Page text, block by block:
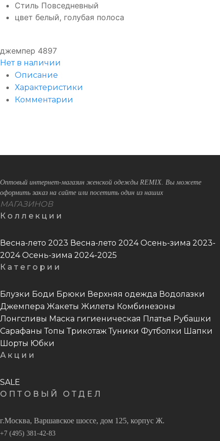
Стиль Повседневный
цвет белый, голубая полоса
джемпер 4897
Нет в наличии
Описание
Характеристики
Комментарии
Оптовый интернет-магазин женской одежды REMIX. Вы можете
оформить заказ на сайте или посетить один из наших
МАГАЗИНОВ
Коллекции
Весна-лето 2023 Весна-лето 2024Осень-зима 2023-
2024Осень-зима 2024-2025
Категории
Блузки Боди Брюки Верхняя одежда Водолазки
Джемпера Жакеты Жилеты Комбинезоны
Лонгсливы Маска гигиеническая Платья Рубашки
Сарафаны Топы Трикотаж Туники Футболки Шапки
Шорты Юбки
Акции
SALE
ОПТОВЫЙ ОТДЕЛ
г.Москва, Варшавское шоссе, дом 125, корпус Ж.
+7 (495) 381-42-83